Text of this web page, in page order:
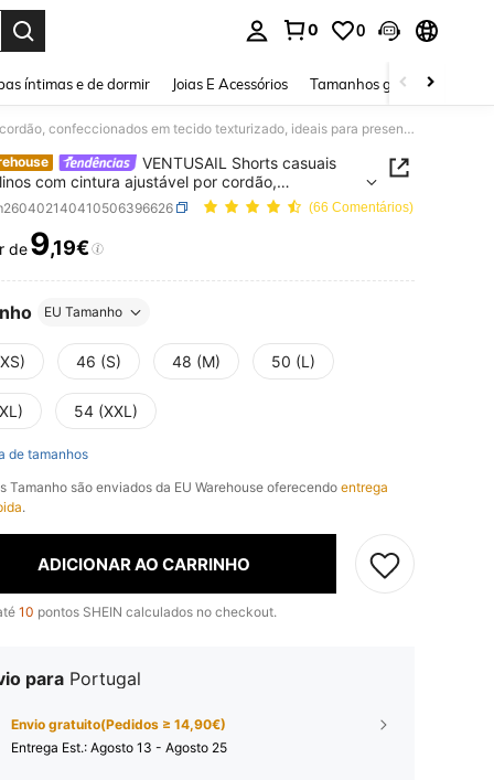
0 0
íntimas e de dormir Joias E Acessórios Tamanhos grandes
VENTUSAIL Shorts casuais masculinos com cintura ajustável por cordão, confeccionados em tecido texturizado, ideais para presentear namorado ou marido e perfeitos para atividades ao ar livre.
VENTUSAIL Shorts casuais
com cintura ajustável por cordão,
em tecido texturizado, ideais para
namorado ou marido e perfeitos para
ao ar livre.
(66 Comentários)
AND AVAILABILITY
de9,19€
EU Tamanho
46 (S) 48 (M) 50 (L)
54 (XXL)
de tamanhos
Tamanho são enviados da EU Warehouse oferecendo entrega
.
ADICIONAR AO CARRINHO
10 pontos SHEIN calculados no checkout.
para Portugal
Envio gratuito(Pedidos ≥ 14,90€)
Entrega Est.: Agosto 13 - Agosto 25